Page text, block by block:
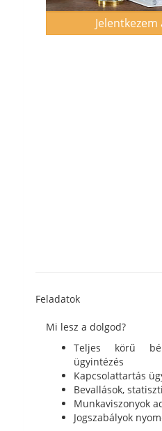
Feladatok
Mi lesz a dolgod?
Teljes körű
ügyintézés
Kapcsolattartás
Bevallások,
Munkaviszonyok
Jogszabályok